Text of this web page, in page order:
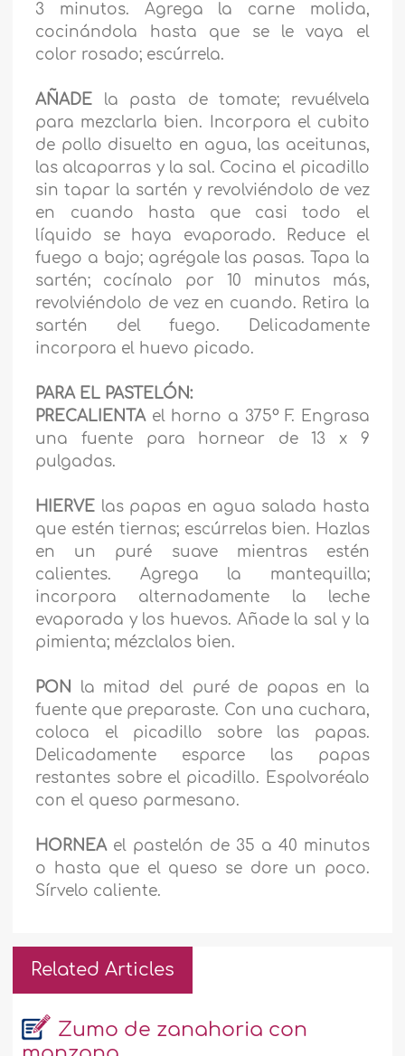
3 minutos. Agrega la carne molida,
cocinándola hasta que se le vaya el
color rosado; escúrrela.
AÑADE la pasta de tomate; revuélvela
para mezclarla bien. Incorpora el cubito
de pollo disuelto en agua, las aceitunas,
las alcaparras y la sal. Cocina el picadillo
sin tapar la sartén y revolviéndolo de vez
en cuando hasta que casi todo el
líquido se haya evaporado. Reduce el
fuego a bajo; agrégale las pasas. Tapa la
sartén; cocínalo por 10 minutos más,
revolviéndolo de vez en cuando. Retira la
sartén del fuego. Delicadamente
incorpora el huevo picado.
PARA EL PASTELÓN:
PRECALIENTAel horno a 375° F. Engrasa
una fuente para hornear de 13 x 9
pulgadas.
HIERVE las papas en agua salada hasta
que estén tiernas; escúrrelas bien. Hazlas
en un puré suave mientras estén
calientes. Agrega la mantequilla;
incorpora alternadamente la leche
evaporada y los huevos. Añade la sal y la
pimienta; mézclalos bien.
PON la mitad del puré de papas en la
fuente que preparaste. Con una cuchara,
coloca el picadillo sobre las papas.
Delicadamente esparce las papas
restantes sobre el picadillo. Espolvoréalo
con el queso parmesano.
HORNEAel pastelón de 35 a 40 minutos
o hasta que el queso se dore un poco.
Sírvelo caliente.
Related Articles
Zumo de zanahoria con